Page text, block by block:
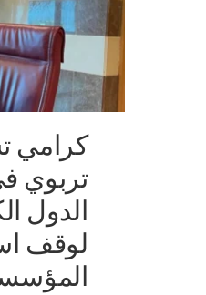
كرامي
تربوي
الدول
لوقف